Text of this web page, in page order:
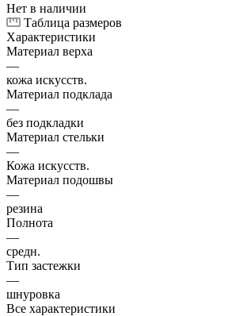
Нет в наличии
Таблица размеров
Характеристики
Материал верха
—
кожа искусств.
Материал подклада
—
без подкладки
Материал стельки
—
Кожа искусств.
Материал подошвы
—
резина
Полнота
—
средн.
Тип застежки
—
шнуровка
Все характеристики